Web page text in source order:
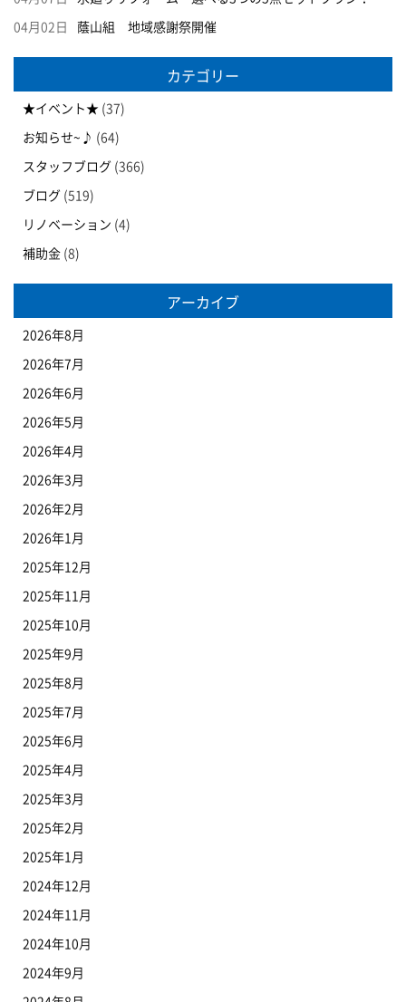
04月02日 蔭山組 地域感謝祭開催
カテゴリー
★イベント★ (37)
お知らせ~♪ (64)
スタッフブログ (366)
ブログ (519)
リノベーション (4)
補助金 (8)
アーカイブ
2026年8月
2026年7月
2026年6月
2026年5月
2026年4月
2026年3月
2026年2月
2026年1月
2025年12月
2025年11月
2025年10月
2025年9月
2025年8月
2025年7月
2025年6月
2025年4月
2025年3月
2025年2月
2025年1月
2024年12月
2024年11月
2024年10月
2024年9月